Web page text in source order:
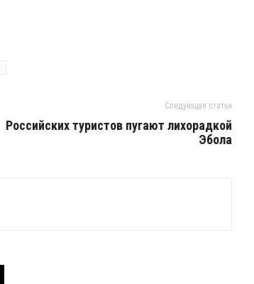
Следующая статья
Российских туристов пугают лихорадкой
Эбола